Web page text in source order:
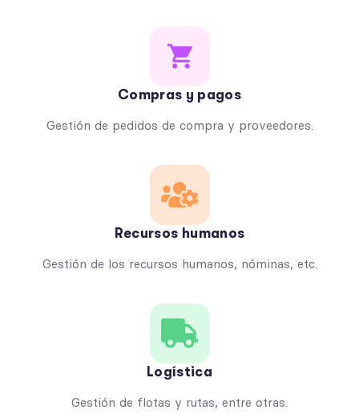
Compras y pagos
Gestión de pedidos de compra y proveedores.
Recursos humanos
Gestión de los recursos humanos, nóminas, etc.
Logística
Gestión de flotas y rutas, entre otras.